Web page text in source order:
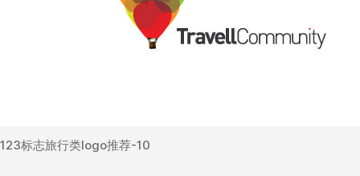
123标志旅行类logo推荐-10